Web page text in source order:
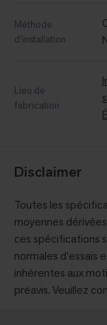
Méthode
d’installation
Lieu de
fabrication
Disclaimer
Toutes les
moyennes
ces spécifications
normales d'essais
inhérentes aux
préavis. Veuillez